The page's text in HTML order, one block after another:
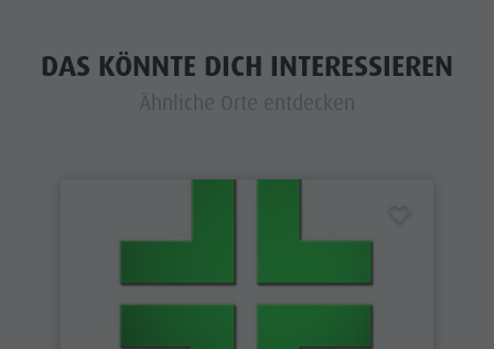
DAS KÖNNTE DICH INTERESSIEREN
Ähnliche Orte entdecken